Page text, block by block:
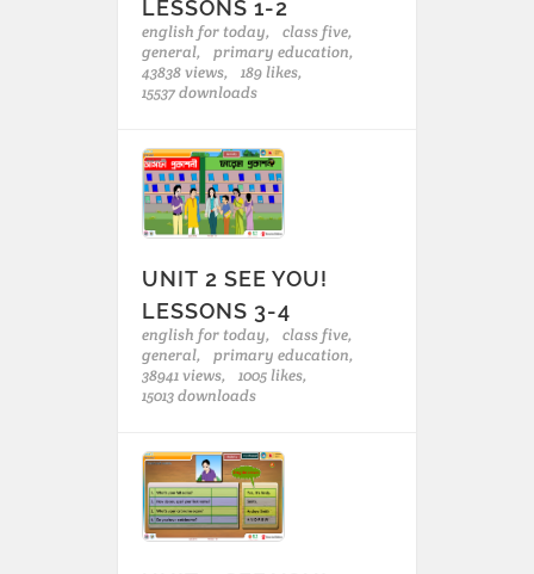
LESSONS 1-2
english for today,
class five,
general,
primary education,
43838 views,
189 likes,
15537 downloads
UNIT 2 SEE YOU!
LESSONS 3-4
english for today,
class five,
general,
primary education,
38941 views,
1005 likes,
15013 downloads